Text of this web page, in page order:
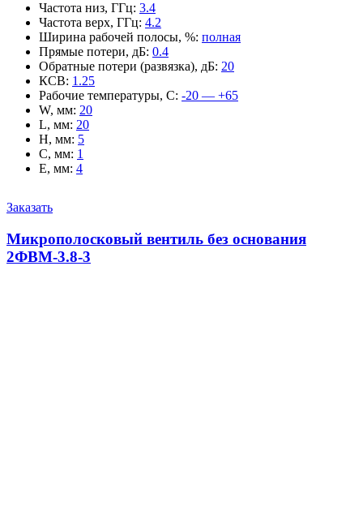
Частота низ, ГГц: 3.4
Частота верх, ГГц: 4.2
Ширина рабочей полосы, %: полная
Прямые потери, дБ: 0.4
Обратные потери (развязка), дБ: 20
КСВ: 1.25
Рабочие температуры, С: -20 — +65
W, мм: 20
L, мм: 20
H, мм: 5
C, мм: 1
E, мм: 4
Заказать
Микрополосковый вентиль без основания
2ФВМ-3.8-3